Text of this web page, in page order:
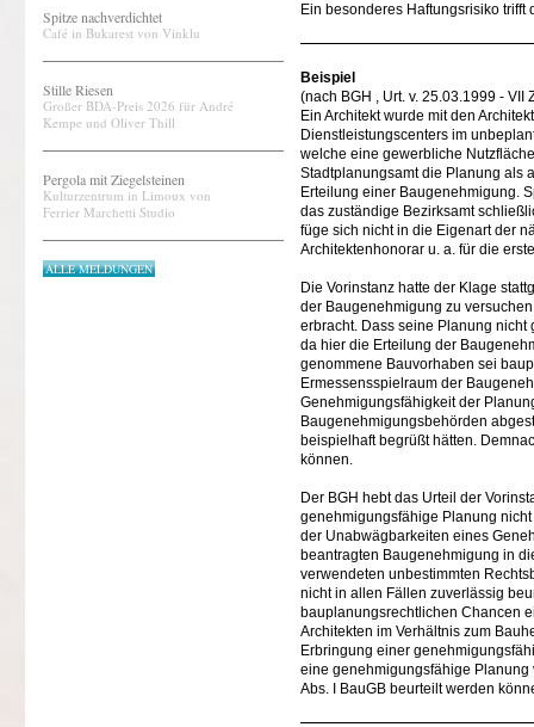
Spitze nachverdichtet
Café in Bukarest von Vinklu
Stille Riesen
Großer BDA-Preis 2026 für André
Kempe und Oliver Thill
Pergola mit Ziegelsteinen
Kulturzentrum in Limoux von
Ferrier Marchetti Studio
ALLE MELDUNGEN
Ein besonderes Haftungsrisiko
Beispiel
(nach BGH , Urt. v. 25.03.1999 -
Ein Architekt wurde mit den
Dienstleistungscenters im
welche eine gewerbliche
Stadtplanungsamt die Planung als
Erteilung einer Baugenehmigung.
das zuständige Bezirksamt
füge sich nicht in die Eigenart der
Architektenhonorar u. a. für die
Die Vorinstanz hatte der Klage
der Baugenehmigung zu
erbracht. Dass seine Planung
da hier die Erteilung der
genommene Bauvorhaben sei
Ermessensspielraum der
Genehmigungsfähigkeit der
Baugenehmigungsbehörden
beispielhaft begrüßt hätten.
können.
Der BGH hebt das Urteil der
genehmigungsfähige Planung
der Unabwägbarkeiten eines
beantragten Baugenehmigung in
verwendeten unbestimmten
nicht in allen Fällen zuverlässig
bauplanungsrechtlichen Chancen
Architekten im Verhältnis zum
Erbringung einer
eine genehmigungsfähige Planung
Abs. I BauGB beurteilt werden